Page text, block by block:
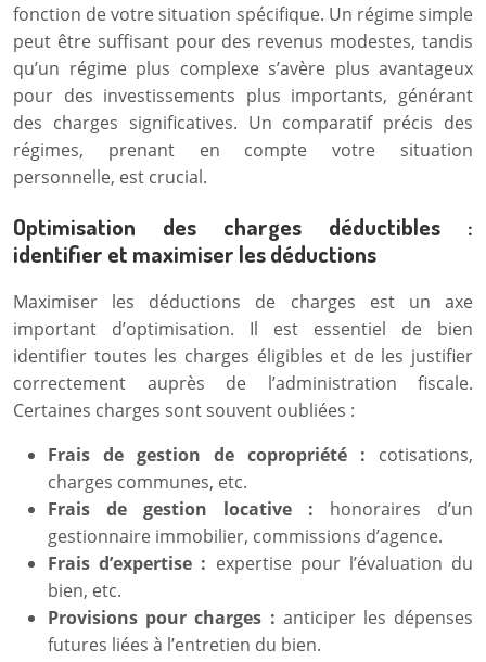
fonction de votre situation spécifique. Un régime simple
peut être suffisant pour des revenus modestes, tandis
qu’un régime plus complexe s’avère plus avantageux
pour des investissements plus importants, générant
des charges significatives. Un comparatif précis des
régimes, prenant en compte votre situation
personnelle, est crucial.
Optimisation des charges déductibles :
identifier et maximiser les déductions
Maximiser les déductions de charges est un axe
important d’optimisation. Il est essentiel de bien
identifier toutes les charges éligibles et de les justifier
correctement auprès de l’administration fiscale.
Certaines charges sont souvent oubliées :
Frais de gestion de copropriété : cotisations,
charges communes, etc.
Frais de gestion locative : honoraires d’un
gestionnaire immobilier, commissions d’agence.
Frais d’expertise : expertise pour l’évaluation du
bien, etc.
Provisions pour charges : anticiper les dépenses
futures liées à l’entretien du bien.